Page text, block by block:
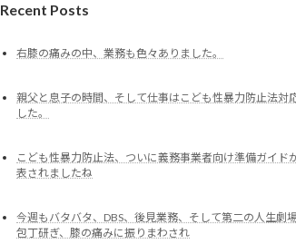
Recent Posts
右膝の痛みの中、業務も色々ありました。
親父と息子の時間、そして仕事はこども性暴力防止法対
した。
こども性暴力防止法、ついに義務事業者向け準備ガイド
表されましたね
今週もバタバタ、DBS、後見業務、そして第二の人生劇
包丁研ぎ、膝の痛みに振りまわされ